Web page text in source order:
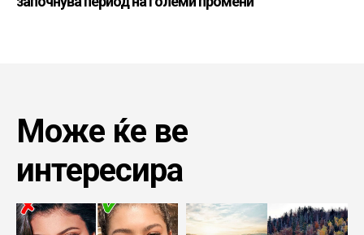
Може ќе ве
интересира